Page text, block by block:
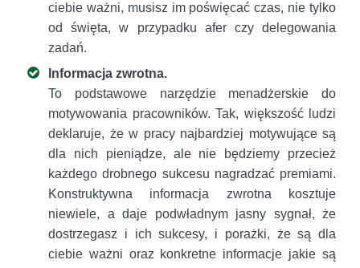
ciebie ważni, musisz im poświęcać czas, nie tylko
od święta, w przypadku afer czy delegowania
zadań.
Informacja zwrotna.
To podstawowe narzędzie menadżerskie do
motywowania pracowników. Tak, większość ludzi
deklaruje, że w pracy najbardziej motywujące są
dla nich pieniądze, ale nie będziemy przecież
każdego drobnego sukcesu nagradzać premiami.
Konstruktywna informacja zwrotna kosztuje
niewiele, a daje podwładnym jasny sygnał, że
dostrzegasz i ich sukcesy, i porażki, że są dla
ciebie ważni oraz konkretne informacje jakie są